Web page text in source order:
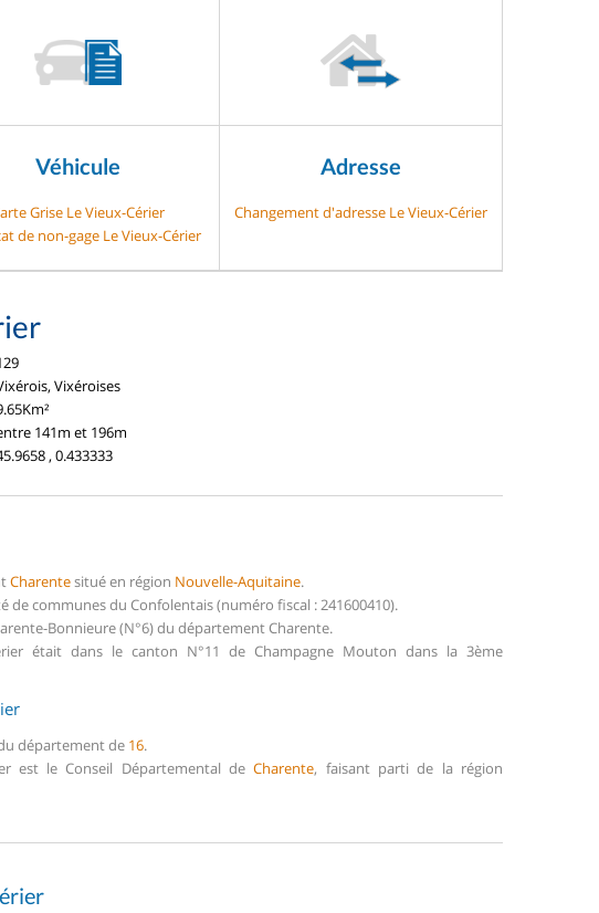
Véhicule
Grise Le Vieux-Cérier
de non-gage Le Vieux-Cérier
Adresse
Changement d'adresse Le Vieux-Cérier
Vixéroises
141m et 196m
, 0.433333
Charentesitué en région Nouvelle-Aquitaine.
de communes du Confolentais (numéro fiscal : 241600410).
Bonnieure (N°6) du département Charente.
était dans le canton N°11 de Champagne Mouton dans la 3ème
département de 16.
est le Conseil Départemental deCharente, faisant parti de la région